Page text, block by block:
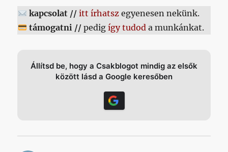
kapcsolat // itt írhatszegyenesen nekünk.
támogatni //pedig így tudoda munkánkat.
Állítsd be, hogy a Csakblogot mindig az elsők
között lásd a Google keresőben